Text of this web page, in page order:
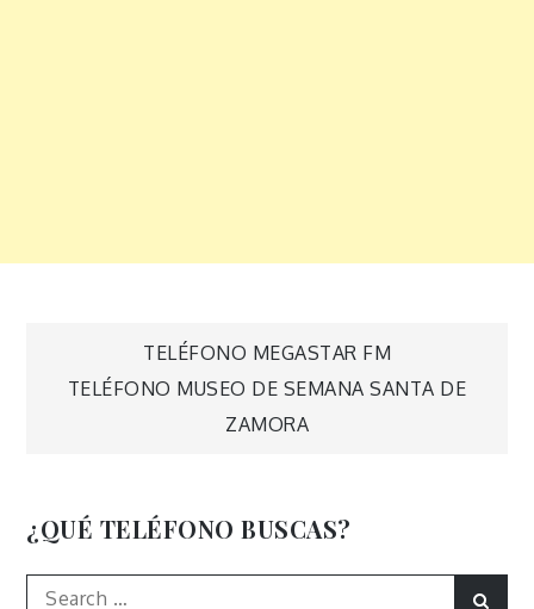
Navegación
TELÉFONO MEGASTAR FM
TELÉFONO MUSEO DE SEMANA SANTA DE
ZAMORA
¿QUÉ TELÉFONO BUSCAS?
Search